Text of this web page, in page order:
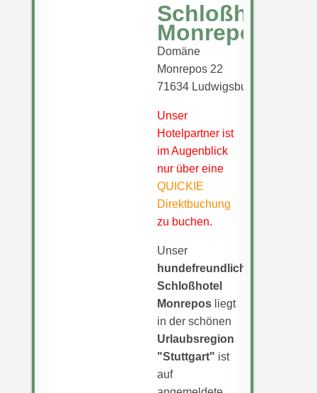
Schloßhotel
Monrepos
Domäne
Monrepos 22
71634 Ludwigsburg
Unser
Hotelpartner ist
im Augenblick
nur über eine
QUICKIE
Direktbuchung
zu buchen.
Unser
hundefreundliches
Schloßhotel
Monreposliegt
in der schönen
Urlaubsregion
"Stuttgart" ist
auf